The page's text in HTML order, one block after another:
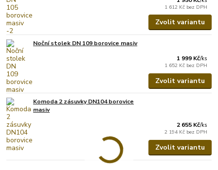
1 612 Kč bez DPH
Zvolit variantu
Noční stolek DN 109 borovice masiv
1 999 Kč/ks
1 652 Kč bez DPH
Zvolit variantu
Komoda 2 zásuvky DN104 borovice
masiv
2 655 Kč/ks
2 194 Kč bez DPH
Zvolit variantu